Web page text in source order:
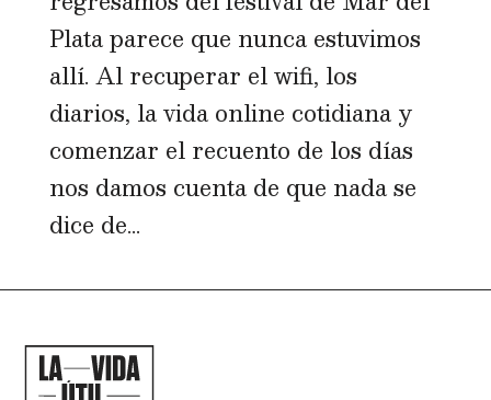
Plata parece que nunca estuvimos
allí. Al recuperar el wifi, los
diarios, la vida online cotidiana y
comenzar el recuento de los días
nos damos cuenta de que nada se
dice de...